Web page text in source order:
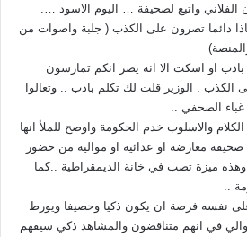
الفلاني واتبع لصحيفة … اليوم الاسود ….
دائما تصرون على الكذب ( جلبة واصوات من
بادب او اسكت الا انه يصر انكم تمارسون
الكذب . الوزير قلت لك تكلم بادب .. وتعالوا
الصحفي ..
الكلام والاسلوب خدم الحكومة واوضح للملأ انها
صحيفة معارضة او عدائية او موالية من حضور
وهذه ميزة تصب في خانة الديمقراطية ..كما
..
على نفسه فرصة ان يكون ذكيا وحصيفا ويورط
في انهم متناقضون والمشاهد ذكي سيفهم